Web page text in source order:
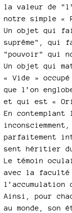
la valeur de
notre simple «
Un objet qui
suprême", qui
"pouvoir" qui
Un objet qui
« Vide »
que l’on
et qui est «
En contemplant
parfaitement
sent héritier
Le témoin
avec la faculté
l’accumulation
Ainsi, pour
au monde,